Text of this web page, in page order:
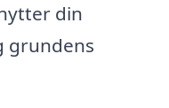
din
grundens